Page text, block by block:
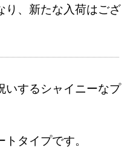
り、新たな入荷はござ
いするシャイニーなプ
タイプです。